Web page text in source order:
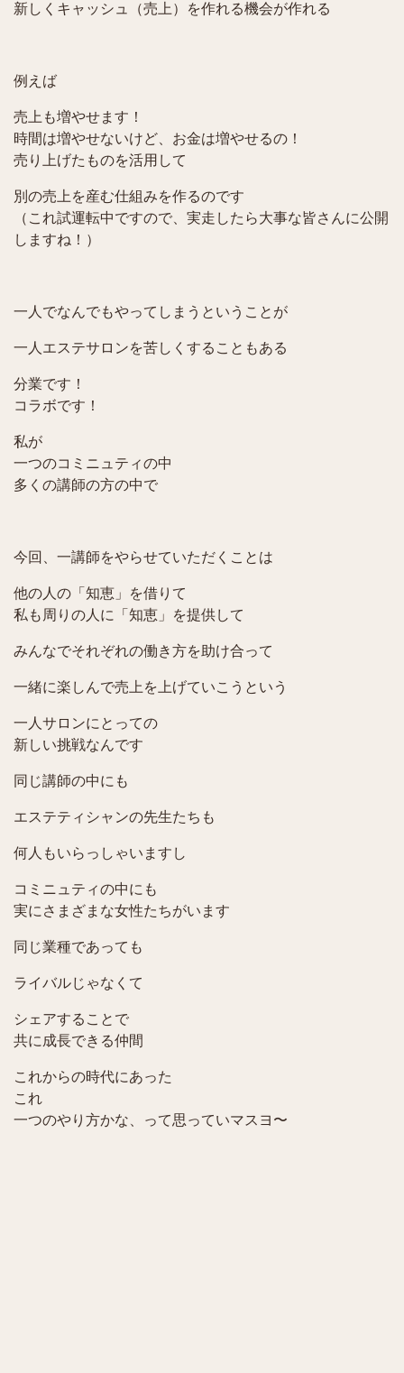
新しくキャッシュ（売上）を作れる機会が作れる
例えば
売上も増やせます！
時間は増やせないけど、お金は増やせるの！
売り上げたものを活用して
別の売上を産む仕組みを作るのです
（これ試運転中ですので、実走したら大事な皆さんに公開
しますね！）
一人でなんでもやってしまうということが
一人エステサロンを苦しくすることもある
分業です！
コラボです！
私が
一つのコミニュティの中
多くの講師の方の中で
今回、一講師をやらせていただくことは
他の人の「知恵」を借りて
私も周りの人に「知恵」を提供して
みんなでそれぞれの働き方を助け合って
一緒に楽しんで売上を上げていこうという
一人サロンにとっての
新しい挑戦なんです
同じ講師の中にも
エステティシャンの先生たちも
何人もいらっしゃいますし
コミニュティの中にも
実にさまざまな女性たちがいます
同じ業種であっても
ライバルじゃなくて
シェアすることで
共に成長できる仲間
これからの時代にあった
これ
一つのやり方かな、って思っていマスヨ〜